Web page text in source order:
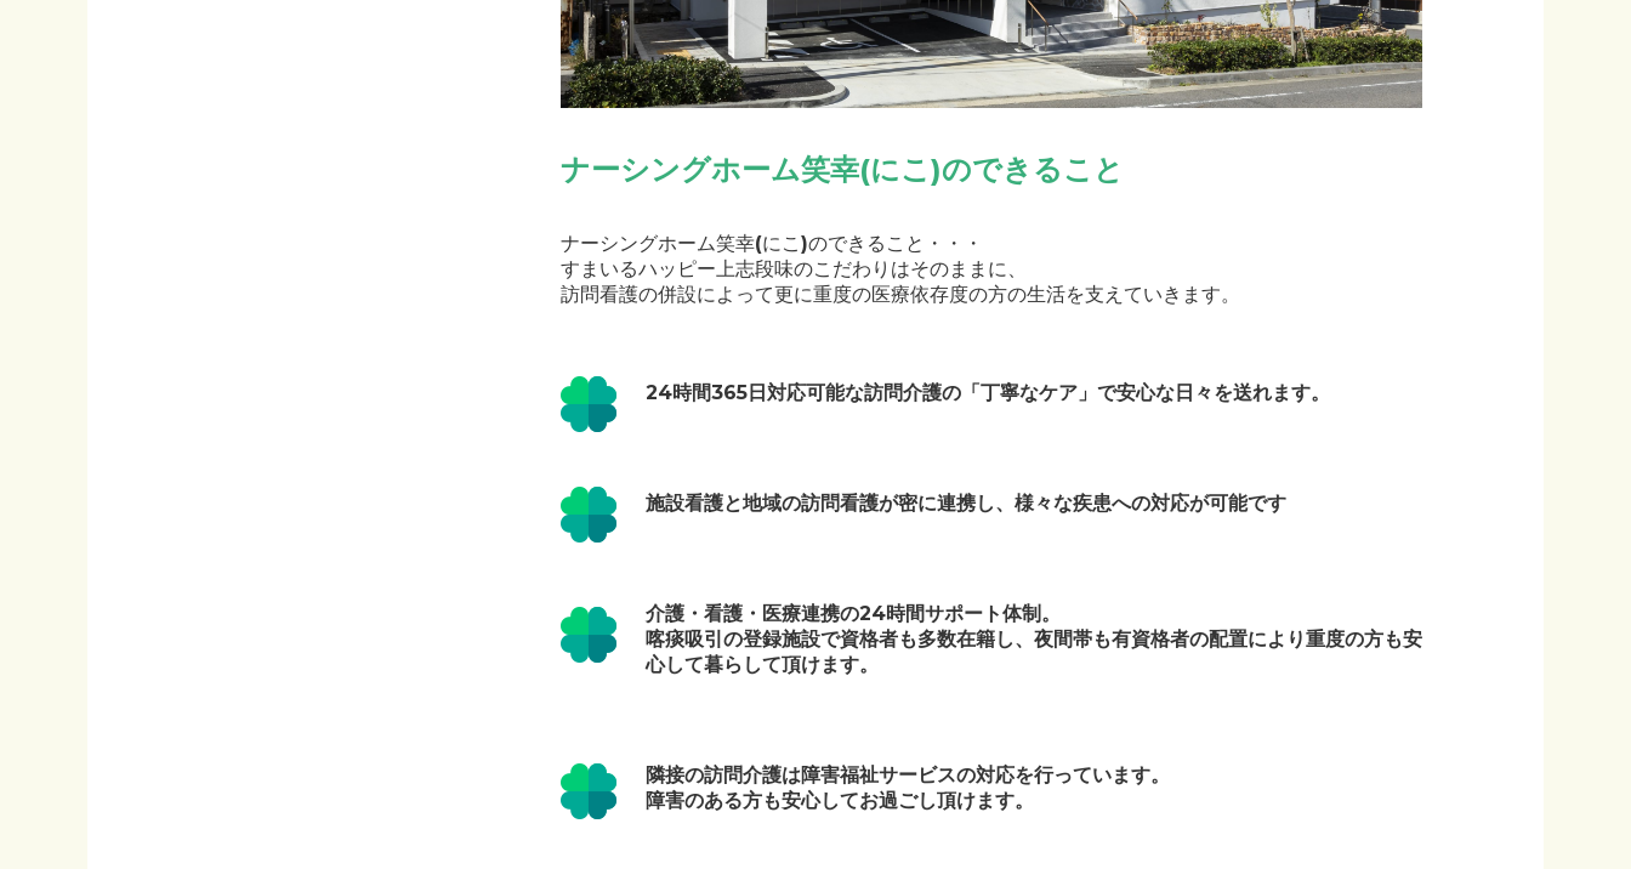
ナーシングホーム笑幸(にこ)のできること
ナーシングホーム笑幸(にこ)のできること・・・
すまいるハッピー上志段味のこだわりはそのままに、
訪問看護の併設によって更に重度の医療依存度の方の生活を支えていきます。
24時間365日対応可能な訪問介護の「丁寧なケア」で安心な日々を送れます。
施設看護と地域の訪問看護が密に連携し、様々な疾患への対応が可能です
介護・看護・医療連携の24時間サポート体制。
喀痰吸引の登録施設で資格者も多数在籍し、夜間帯も有資格者の配置により重度の方も安
心して暮らして頂けます。
隣接の訪問介護は障害福祉サービスの対応を行っています。
障害のある方も安心してお過ごし頂けます。